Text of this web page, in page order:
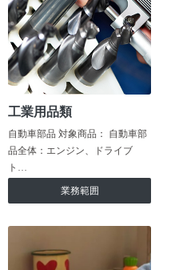
工業用品類
自動車部品 対象商品： 自動車部
品全体：エンジン、ドライブ
ト…
業務範囲